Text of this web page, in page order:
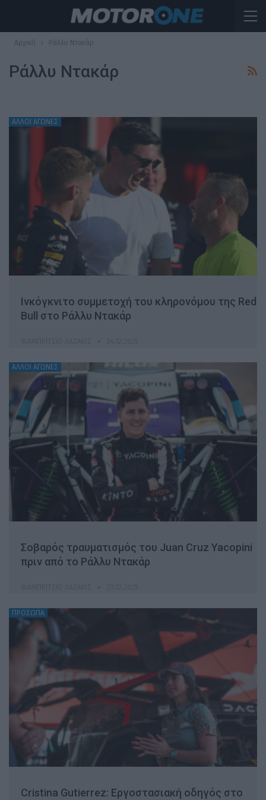
Αρχική Ράλλυ Ντακάρ
Ράλλυ Ντακάρ
ΆΛΛΟΙ ΑΓΏΝΕΣ
Ινκόγκνιτο συμμετοχή του κληρονόμου της Red
Bull στο Ράλλυ Ντακάρ
ΆΛΛΟΙ ΑΓΏΝΕΣ
Σοβαρός τραυματισμός του Juan Cruz Yacopini
πριν από το Ράλλυ Ντακάρ
ΠΡΟΣΩΠΑ
Cristina Gutierrez: Εργοστασιακή οδηγός στο